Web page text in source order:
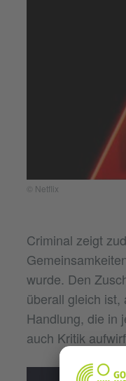
© Netflix
Criminal zeigt
wurde. Den
überall gleich
Handlung, die in
auch Kritik